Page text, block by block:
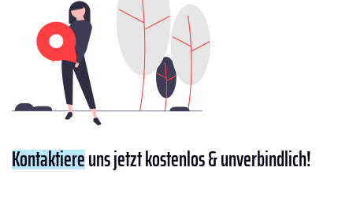
Kontaktiereuns jetzt kostenlos & unverbindlich!